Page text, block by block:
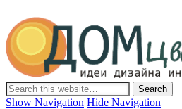
Дом-Цветник
Дизайн интерьера и ландшафта,
Идеи со всего мира.
Show Navigation Hide Navigation